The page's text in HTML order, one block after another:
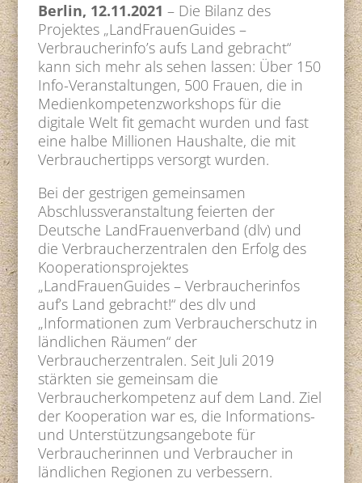
Berlin, 12.11.2021 – Die Bilanz des
Projektes „LandFrauenGuides –
Verbraucherinfo’s aufs Land gebracht“
kann sich mehr als sehen lassen: Über 150
Info-Veranstaltungen, 500 Frauen, die in
Medienkompetenzworkshops für die
digitale Welt fit gemacht wurden und fast
eine halbe Millionen Haushalte, die mit
Verbrauchertipps versorgt wurden.
Bei der gestrigen gemeinsamen
Abschlussveranstaltung feierten der
Deutsche LandFrauenverband (dlv) und
die Verbraucherzentralen den Erfolg des
Kooperationsprojektes
„LandFrauenGuides – Verbraucherinfos
auf’s Land gebracht!“ des dlv und
„Informationen zum Verbraucherschutz in
ländlichen Räumen“ der
Verbraucherzentralen. Seit Juli 2019
stärkten sie gemeinsam die
Verbraucherkompetenz auf dem Land. Ziel
der Kooperation war es, die Informations-
und Unterstützungsangebote für
Verbraucherinnen und Verbraucher in
ländlichen Regionen zu verbessern.